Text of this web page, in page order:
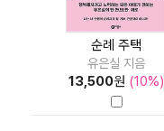
순례 주택
유은실 지음
13,500원 (10%)